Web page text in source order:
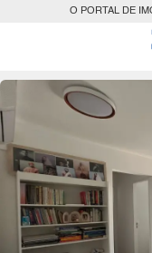
O PORTAL DE